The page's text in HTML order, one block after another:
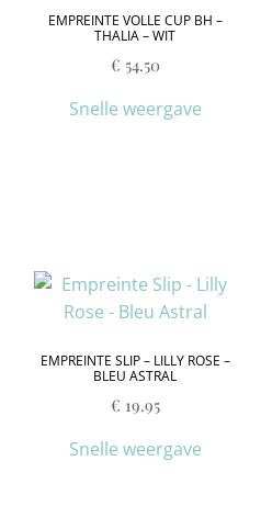
EMPREINTE VOLLE CUP BH –
THALIA – WIT
€ 54.50
Snelle weergave
EMPREINTE SLIP – LILLY ROSE –
BLEU ASTRAL
€ 19.95
Snelle weergave